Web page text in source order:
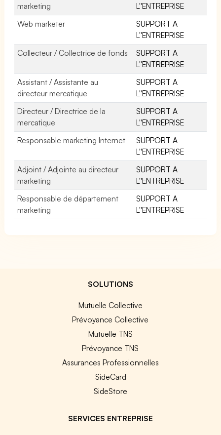
marketing
L''ENTREPRISE
Web marketer
SUPPORT A
L''ENTREPRISE
Collecteur / Collectrice de fonds
SUPPORT A
L''ENTREPRISE
Assistant / Assistante au
directeur mercatique
SUPPORT A
L''ENTREPRISE
Directeur / Directrice de la
mercatique
SUPPORT A
L''ENTREPRISE
Responsable marketing Internet
SUPPORT A
L''ENTREPRISE
Adjoint / Adjointe au directeur
marketing
SUPPORT A
L''ENTREPRISE
Responsable de département
marketing
SUPPORT A
L''ENTREPRISE
SOLUTIONS
Mutuelle Collective
Prévoyance Collective
Mutuelle TNS
Prévoyance TNS
Assurances Professionnelles
SideCard
SideStore
SERVICES ENTREPRISE